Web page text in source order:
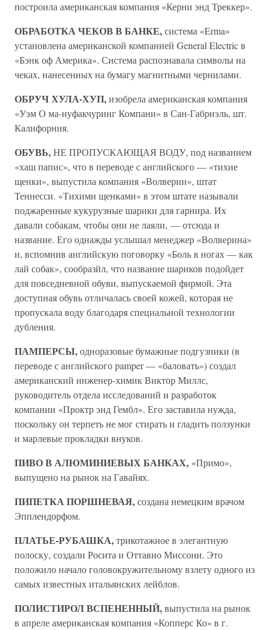
построила американская компания «Керни энд Треккер».
ОБРАБОТКА ЧЕКОВ В БАНКЕ,система «Erma»
установлена американской компанией General Electric в
«Бэнк оф Америка». Система распознавала символы на
чеках, нанесенных на бумагу магнитными чернилами.
ОБРУЧ ХУЛА-ХУП,изобрела американская компания
«Уэм О ма-нуфакчуринг Компани» в Сан-Габриэль, шт.
Калифорния.
ОБУВЬ,НЕ ПРОПУСКАЮЩАЯ ВОДУ, под названием
«хаш папис», что в переводе с английского — «тихие
щенки», выпустила компания «Волверин», штат
Теннесси. «Тихими щенками» в этом штате называли
поджаренные кукурузные шарики для гарнира. Их
давали собакам, чтобы они не лаяли, — отсюда и
название. Его однажды услышал менеджер «Волверина»
и, вспомнив английскую поговорку «Боль в ногах — как
лай собак», сообразйл, что название шариков подойдет
для повседневной обуви, выпускаемой фирмой. Эта
доступная обувь отличалась своей кожей, которая не
пропускала воду благодаря специальной технологии
дубления.
ПАМПЕРСЫ,одноразовые бумажные подгузники (в
переводе с английского pamper — «баловать») создал
американский инженер-химик Виктор Миллс,
руководитель отдела исследований и разработок
компании «Проктр энд Гембл». Его заставила нужда,
поскольку он терпеть не мог стирать и гладить ползунки
и марлевые прокладки внуков.
ПИВО В АЛЮМИНИЕВЫХ БАНКАХ, «Примо»,
выпущено на рынок на Гавайях.
ПИПЕТКА ПОРШНЕВАЯ,создана немецким врачом
Эпплендорфом.
ПЛАТЬЕ-РУБАШКА,трикотажное в элегантную
полоску, создали Росита и Оттавио Миссони. Это
положило начало головокружительному взлету одного из
самых известных итальянских лейблов.
ПОЛИСТИРОЛ ВСПЕНЕННЫЙ,выпустила на рынок
в апреле американская компания «Копперс Ко» в г.